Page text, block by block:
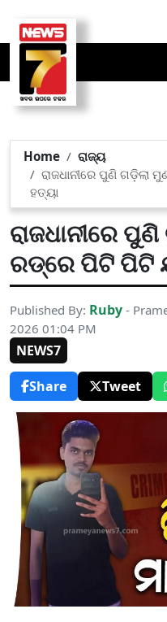
Home
ରାଜ୍ୟ
ରାଜଧାନୀରେ ପୁଣି
ହତ୍ୟା
ରାଜଧାନୀରେ
ରଡ୍‌ରେ ପିଟି ପିଟି
Published By: Ruby -
2026 01:04 PM
NEWS7
Share
Tweet